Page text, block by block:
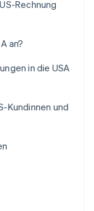
Rechnung
an?
in die USA
Kundinnen und